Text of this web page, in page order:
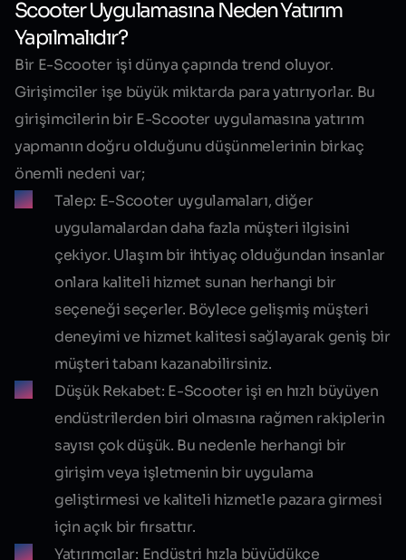
Scooter Uygulamasına Neden Yatırım
Yapılmalıdır?
Bir E-Scooter işi dünya çapında trend oluyor.
Girişimciler işe büyük miktarda para yatırıyorlar. Bu
girişimcilerin bir E-Scooter uygulamasına yatırım
yapmanın doğru olduğunu düşünmelerinin birkaç
önemli nedeni var;
Talep: E-Scooter uygulamaları, diğer
uygulamalardan daha fazla müşteri ilgisini
çekiyor. Ulaşım bir ihtiyaç olduğundan insanlar
onlara kaliteli hizmet sunan herhangi bir
seçeneği seçerler. Böylece gelişmiş müşteri
deneyimi ve hizmet kalitesi sağlayarak geniş bir
müşteri tabanı kazanabilirsiniz.
Düşük Rekabet: E-Scooter işi en hızlı büyüyen
endüstrilerden biri olmasına rağmen rakiplerin
sayısı çok düşük. Bu nedenle herhangi bir
girişim veya işletmenin bir uygulama
geliştirmesi ve kaliteli hizmetle pazara girmesi
için açık bir fırsattır.
Yatırımcılar: Endüstri hızla büyüdükçe